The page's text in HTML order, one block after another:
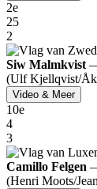
2e
25
2
Siw Malmkvist
(Ulf Kjellqvist/
Video & Meer
10e
4
3
Camillo Felgen
(Henri Moots/